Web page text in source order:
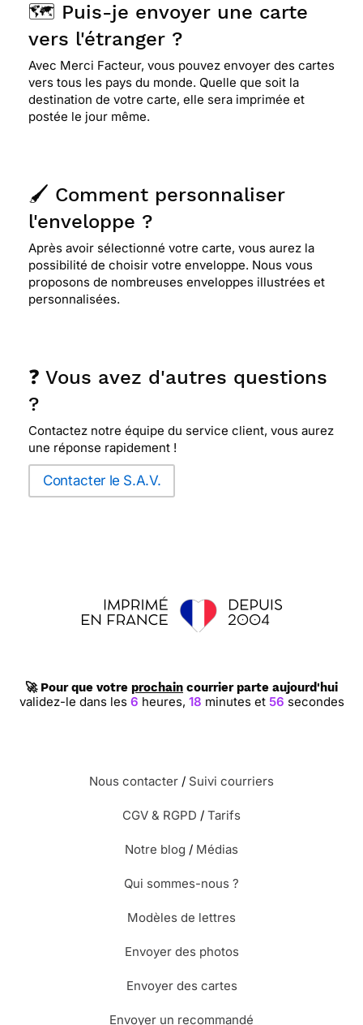
évoque bien le voyage qu'entament nos proches
lors de leur dépars. je cherchais une carte
religieuse car la famille en question est très
pratiquante.
🗺️ Puis-je envoyer une carte
vers l'étranger ?
Avec Merci Facteur, vous pouvez envoyer des cartes
vers tous les pays du monde. Quelle que soit la
destination de votre carte, elle sera imprimée et
postée le jour même.
🖌️ Comment personnaliser
l'enveloppe ?
Après avoir sélectionné votre carte, vous aurez la
possibilité de choisir votre enveloppe. Nous vous
proposons de nombreuses enveloppes illustrées et
personnalisées.
❓ Vous avez d'autres questions
?
Contactez notre équipe du service client, vous aurez
une réponse rapidement !
Contacter le S.A.V.
🚀 Pour que votre prochain courrier parte aujourd'hui
validez-le dans les 6 heures, 18 minutes et 56 secondes
Nous contacter / Suivi courriers
CGV & RGPD / Tarifs
Notre blog / Médias
Qui sommes-nous ?
Modèles de lettres
Envoyer des photos
Envoyer des cartes
Envoyer un recommandé